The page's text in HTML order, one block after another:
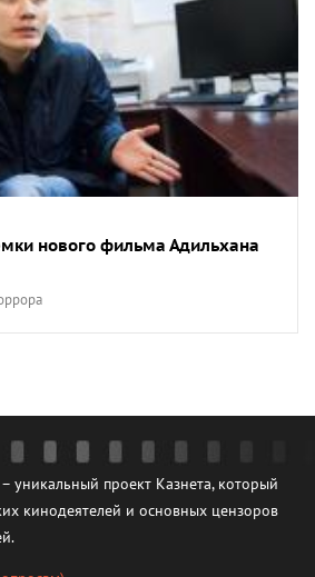
нового фильма Адильхана
уникальный проект Казнета, который
кинодеятелей и основных цензоров